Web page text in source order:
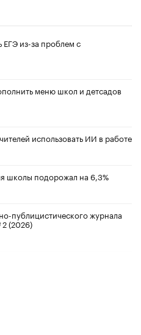
из-за проблем с
меню школ и детсадов
использовать ИИ в работе
школы подорожал на 6,3%
публицистического журнала
(2026)